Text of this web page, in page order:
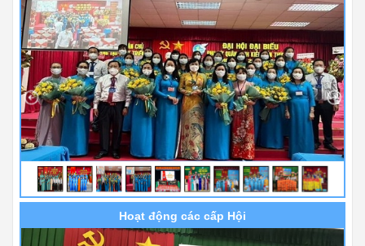
Hoạt động các cấp Hội